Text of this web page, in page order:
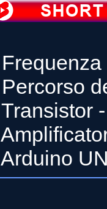
Percorso
Transistor
Arduino